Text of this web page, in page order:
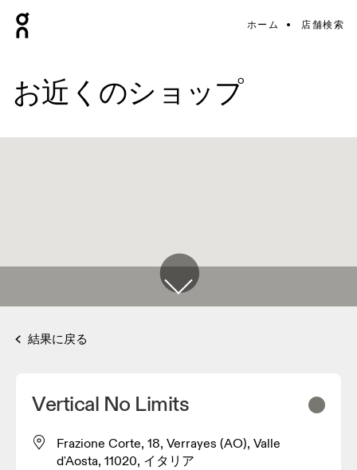
ホーム 店舗検索
お近くのショップ
結果に戻る
Vertical No Limits
Frazione Corte, 18, Verrayes (AO), Valle
d'Aosta, 11020, イタリア